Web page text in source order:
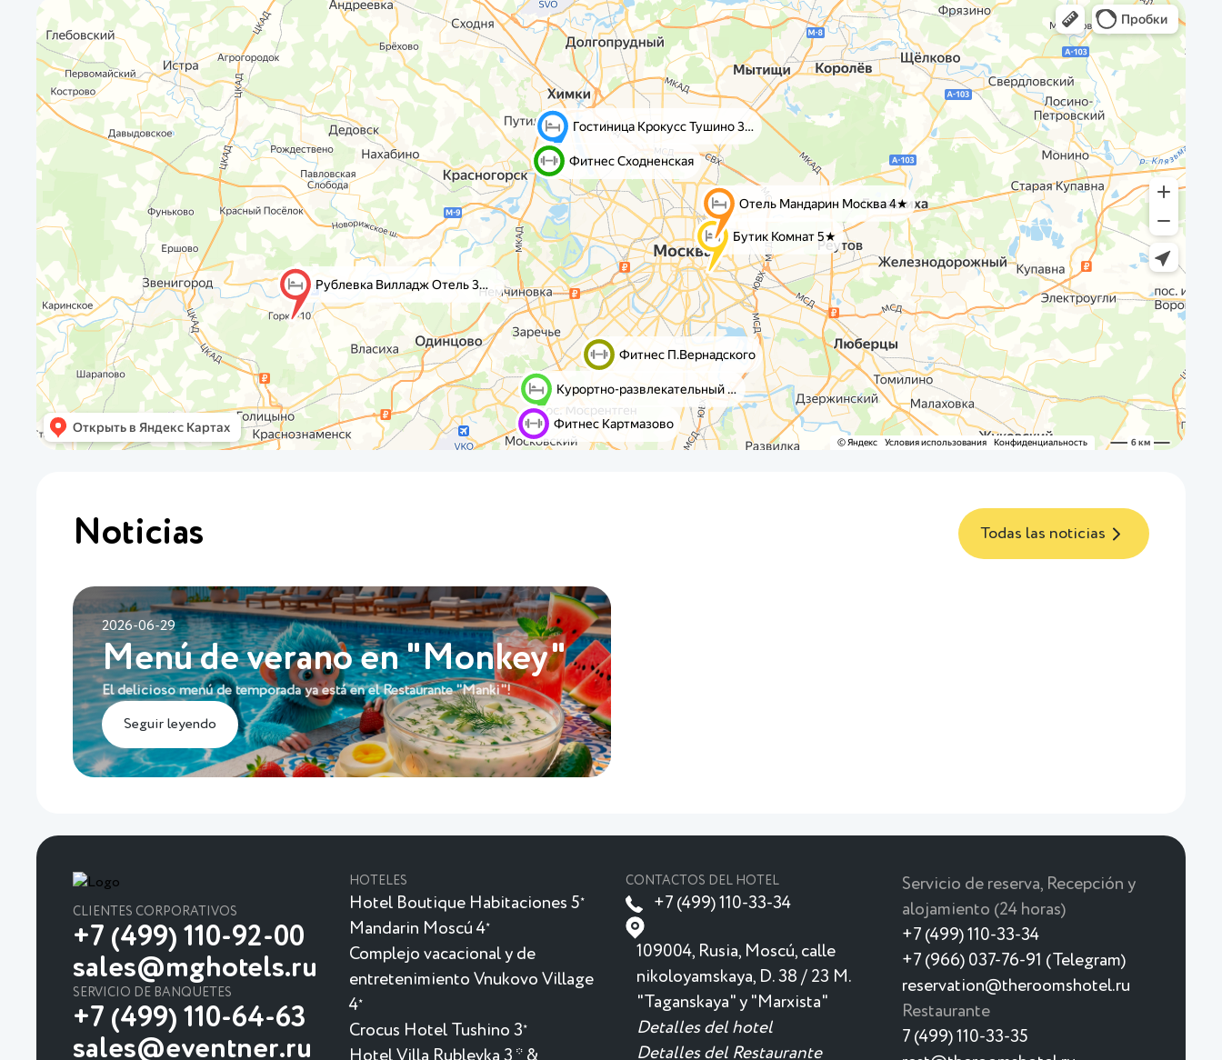
Noticias Todas las noticias
2026-06-29
Menú de verano en "Monkey"
El delicioso menú de temporada ya está en el Restaurante "Manki"!
Seguir leyendo
CLIENTES CORPORATIVOS
+7 (499) 110-92-00
sales@mghotels.ru
SERVICIO DE BANQUETES
+7 (499) 110-64-63
sales@eventner.ru
HOTELES
Hotel Boutique Habitaciones 5★
Mandarin Moscú 4★
Complejo vacacional y de
entretenimiento Vnukovo Village
4★
Crocus Hotel Tushino 3★
Hotel Villa Rublevka 3 * &
CONTACTOS DEL HOTEL
+7 (499) 110-33-34
109004, Rusia, Moscú, calle
nikoloyamskaya, D. 38 / 23 M.
"Taganskaya" y "Marxista"
Detalles del hotel
Detalles del Restaurante
Servicio de reserva, Recepción y
alojamiento (24 horas)
+7 (499) 110-33-34
+7 (966) 037-76-91 (Telegram)
reservation@theroomshotel.ru
Restaurante
7 (499) 110-33-35